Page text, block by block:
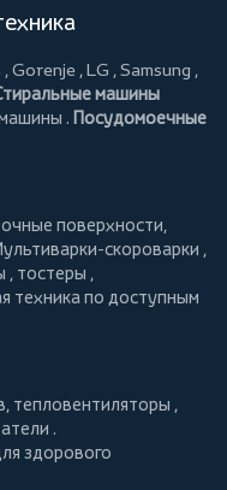
,Gorenje ,LG ,Samsung ,
машины
. Посудомоечные
поверхности,
скороварки ,
, тостеры ,
техника по доступным
тепловентиляторы ,
.
здорового